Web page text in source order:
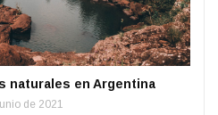
naturales en Argentina
de 2021